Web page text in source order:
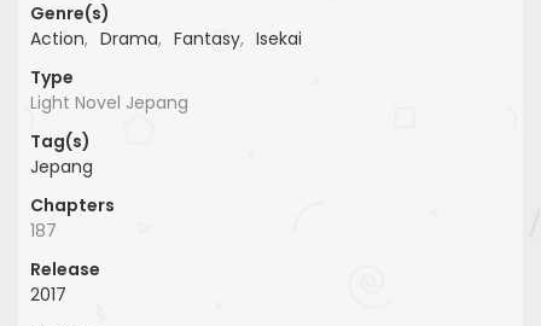
Genre(s)
Action, Drama, Fantasy, Isekai
Type
Light Novel Jepang
Tag(s)
Jepang
Chapters
187
Release
2017